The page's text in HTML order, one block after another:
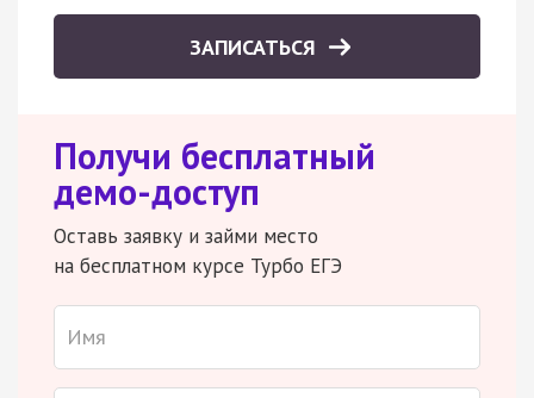
ЗАПИСАТЬСЯ
Получи бесплатный
демо-доступ
Оставь заявку и займи место
на бесплатном курсе Турбо ЕГЭ